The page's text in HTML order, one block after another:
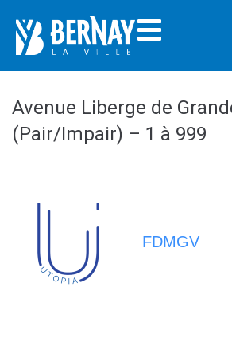
Avenue Liberge de
(Pair/Impair) – 1 à 999
FDMGV